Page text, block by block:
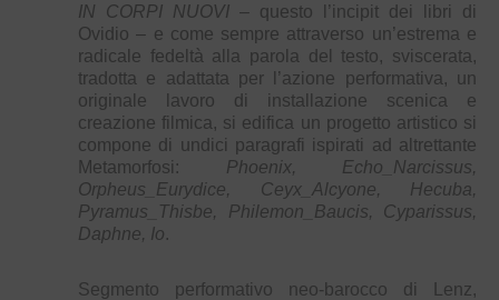
IN CORPI NUOVI – questo l’incipit dei libri di
Ovidio – e come sempre attraverso un’estrema e
radicale fedeltà alla parola del testo, sviscerata,
tradotta e adattata per l’azione performativa, un
originale lavoro di installazione scenica e
creazione filmica, si edifica un progetto artistico si
compone di undici paragrafi ispirati ad altrettante
Metamorfosi: Phoenix, Echo_Narcissus,
Orpheus_Eurydice, Ceyx_Alcyone, Hecuba,
Pyramus_Thisbe, Philemon_Baucis, Cyparissus,
Daphne, Io.
Segmento performativo neo-barocco di Lenz,